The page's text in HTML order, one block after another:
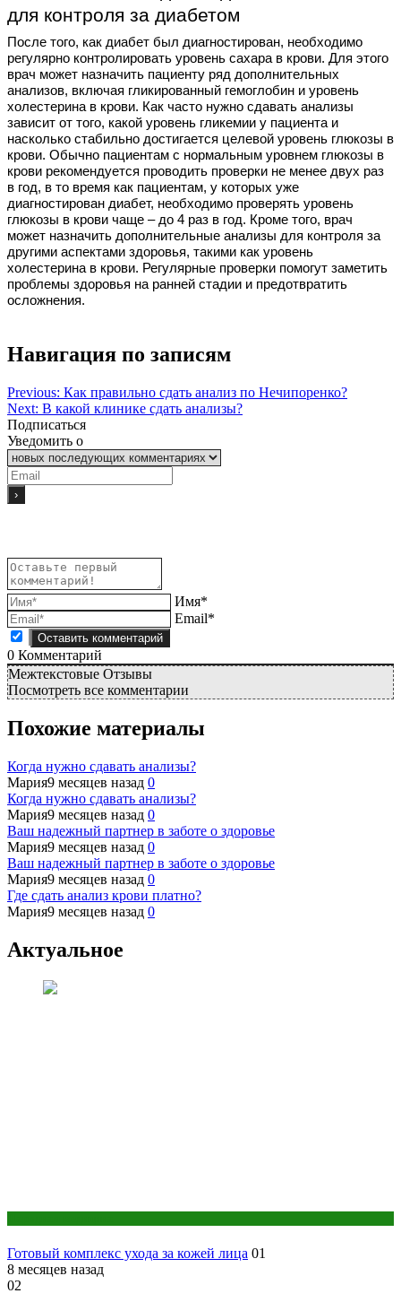
для контроля за диабетом
После того, как диабет был диагностирован, необходимо
регулярно контролировать уровень сахара в крови. Для этого
врач может назначить пациенту ряд дополнительных
анализов, включая гликированный гемоглобин и уровень
холестерина в крови. Как часто нужно сдавать анализы
зависит от того, какой уровень гликемии у пациента и
насколько стабильно достигается целевой уровень глюкозы в
крови. Обычно пациентам с нормальным уровнем глюкозы в
крови рекомендуется проводить проверки не менее двух раз
в год, в то время как пациентам, у которых уже
диагностирован диабет, необходимо проверять уровень
глюкозы в крови чаще – до 4 раз в год. Кроме того, врач
может назначить дополнительные анализы для контроля за
другими аспектами здоровья, такими как уровень
холестерина в крови. Регулярные проверки помогут заметить
проблемы здоровья на ранней стадии и предотвратить
осложнения.
Навигация по записям
Previous: Как правильно сдать анализ по Нечипоренко?
Next: В какой клинике сдать анализы?
Подписаться
Уведомить о
Имя*
Email*
0 Комментарий
Межтекстовые Отзывы
Посмотреть все комментарии
Похожие материалы
Когда нужно сдавать анализы?
Мария9 месяцев назад 0
Когда нужно сдавать анализы?
Мария9 месяцев назад 0
Ваш надежный партнер в заботе о здоровье
Мария9 месяцев назад 0
Ваш надежный партнер в заботе о здоровье
Мария9 месяцев назад 0
Где сдать анализ крови платно?
Мария9 месяцев назад 0
Актуальное
Готовый комплекс ухода за кожей лица 01
8 месяцев назад
02